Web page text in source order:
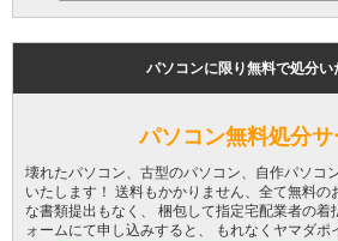
パソコンに限り無料で処分い
パソコン無料処分サ
壊れたパソコン、古型のパソコン、自作パソコ
いたします！ 送料もかかりません、全て無料の
な書類提出もなく、 梱包して指定宅配業者の着
ォームにて申し込みすると、 もれなくヤマダポ